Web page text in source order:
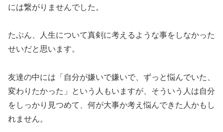
には繋がりませんでした。
たぶん、人生について真剣に考えるような事をしなかった
せいだと思います。
友達の中には「自分が嫌いで嫌いで、ずっと悩んでいた、
変わりたかった」という人もいますが、そういう人は自分
をしっかり見つめて、何が大事か考え悩んできた人かもし
れません。